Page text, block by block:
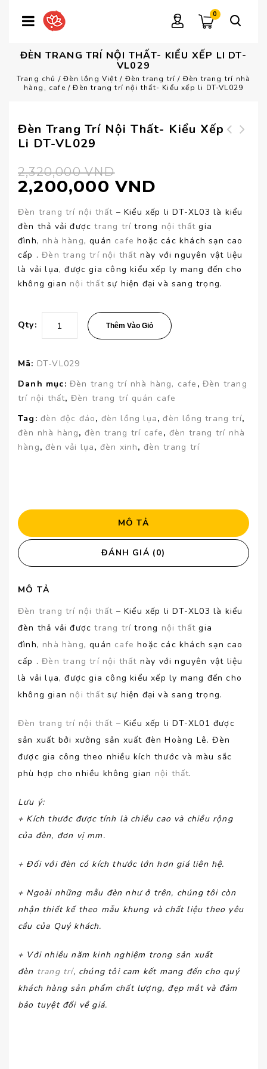
0
ĐÈN TRANG TRÍ NỘI THẤT- KIỂU XẾP LI DT-
VL029
Trang chủ /Đèn lồng Việt / Đèn trang trí / Đèn trang trí nhà
hàng, cafe/Đèn trang trí nội thất- Kiểu xếp li DT-VL029
Đèn Trang Trí Nội Thất- Kiểu Xếp
Li DT-VL029
2,320,000VND
2,200,000 VND
Đèn trang trí nội thất – Kiểu xếp li DT-XL03 là kiểu
đèn thả vải đượctrang trí trong nội thất gia
đình, nhà hàng, quán cafe hoặc các khách sạn cao
cấp .Đèn trang trí nội thất này với nguyên vật liệu
là vải lụa, được gia công kiểu xếp ly mang đến cho
không gian nội thấtsự hiện đại và sang trọng.
Qty: Thêm Vào Giỏ
Mã: DT-VL029
Danh mục: Đèn trang trí nhà hàng, cafe ,Đèn trang
trí nội thất, Đèn trang trí quán cafe
Tag: đèn độc đáo, đèn lồng lụa,đèn lồng trang trí,
đèn nhà hàng, đèn trang trí cafe, đèn trang trí nhà
hàng,đèn vải lụa, đèn xinh, đèn trang trí
MÔ TẢ
ĐÁNH GIÁ (0)
MÔ TẢ
Đèn trang trí nội thất – Kiểu xếp li DT-XL03 là kiểu
đèn thả vải đượctrang trí trong nội thất gia
đình, nhà hàng, quán cafe hoặc các khách sạn cao
cấp .Đèn trang trí nội thất này với nguyên vật liệu
là vải lụa, được gia công kiểu xếp ly mang đến cho
không gian nội thấtsự hiện đại và sang trọng.
Đèn trang trí nội thất – Kiểu xếp li DT-XL01 được
sản xuất bởi xưởng sản xuất đèn Hoàng Lê. Đèn
được gia công theo nhiều kích thước và màu sắc
phù hợp cho nhiều không gian nội thất.
Lưu ý:
+ Kích thước được tính là chiều cao và chiều rộng
của đèn, đơn vị mm.
+ Đối với đèn có kích thước lớn hơn giá liên hệ.
+ Ngoài những mẫu đèn như ở trên, chúng tôi còn
nhận thiết kế theo mẫu khung và chất liệu theo yêu
cầu của Quý khách.
+ Với nhiều năm kinh nghiệm trong sản xuất
đèn trang trí, chúng tôi cam kết mang đến cho quý
khách hàng sản phẩm chất lượng, đẹp mắt và đảm
bảo tuyệt đối về giá.